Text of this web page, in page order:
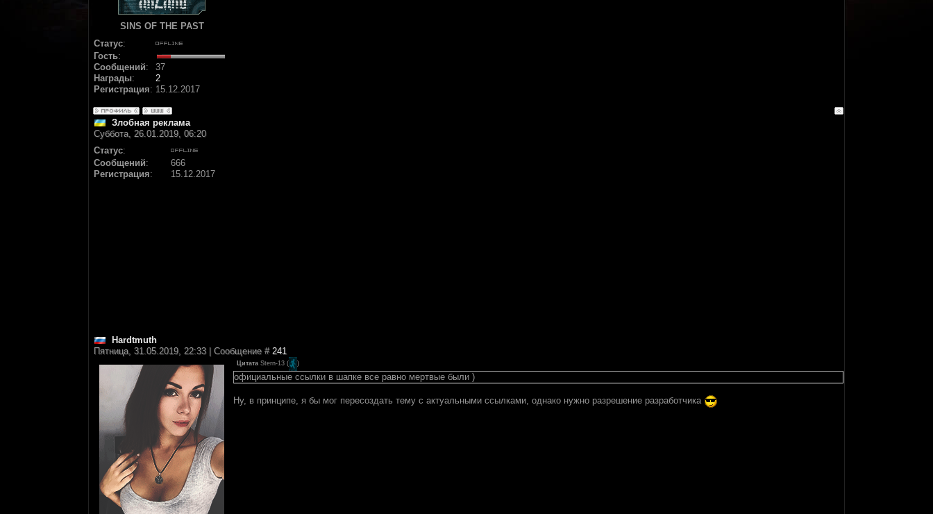
SINS OF THE PAST
Статус:
Гость:
Сообщений:
37
Награды:
2
Регистрация: 15.12.2017
Злобная реклама
Суббота, 26.01.2019, 06:20
Статус:
Сообщений:
666
Регистрация: 15.12.2017
Hardtmuth
Пятница, 31.05.2019, 22:33 | Сообщение # 241
Цитата Stern-13 ( )
официальные ссылки в шапке все равно мертвые были )
Ну, в принципе, я бы мог пересоздать тему с актуальными ссылками, однако нужно разрешение разработчика